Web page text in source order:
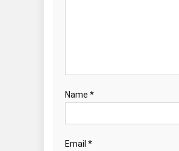
Name *
Email *